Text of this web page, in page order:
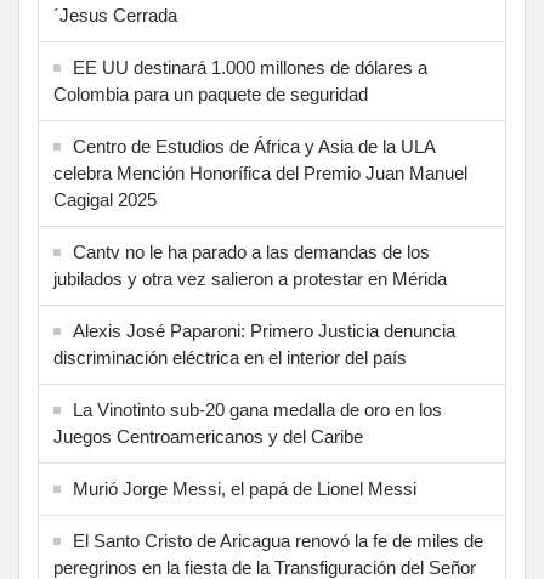
´Jesus Cerrada
EE UU destinará 1.000 millones de dólares a
Colombia para un paquete de seguridad
Centro de Estudios de África y Asia de la ULA
celebra Mención Honorífica del Premio Juan Manuel
Cagigal 2025
Cantv no le ha parado a las demandas de los
jubilados y otra vez salieron a protestar en Mérida
Alexis José Paparoni: Primero Justicia denuncia
discriminación eléctrica en el interior del país
La Vinotinto sub-20 gana medalla de oro en los
Juegos Centroamericanos y del Caribe
Murió Jorge Messi, el papá de Lionel Messi
El Santo Cristo de Aricagua renovó la fe de miles de
peregrinos en la fiesta de la Transfiguración del Señor